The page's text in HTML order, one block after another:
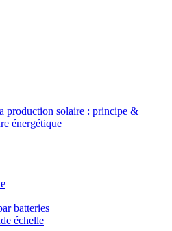
production solaire : principe &
énergétique
batteries
échelle